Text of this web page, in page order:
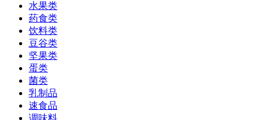
水果类
药食类
饮料类
豆谷类
坚果类
蛋类
菌类
乳制品
速食品